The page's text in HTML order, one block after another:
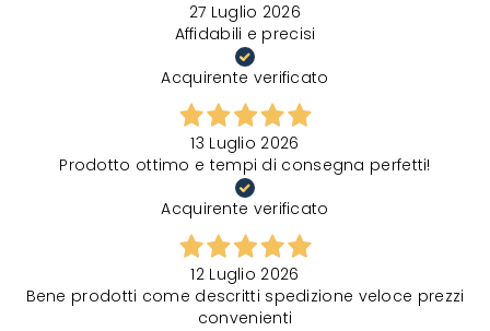
27 Luglio 2026
Affidabili e precisi
Acquirente verificato
13 Luglio 2026
Prodotto ottimo e tempi di consegna perfetti!
Acquirente verificato
12 Luglio 2026
Bene prodotti come descritti spedizione veloce prezzi
convenienti